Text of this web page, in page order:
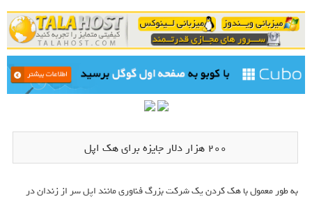
200 هزار دلار جایزه برای هک اپل
به طور معمول با هک کردن یک شرکت بزرگ فناوری مانند اپل سر از زندان در